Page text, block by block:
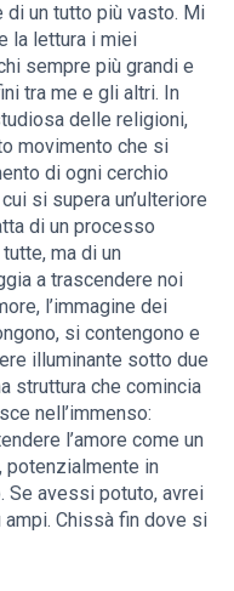
di un tutto più vasto. Mi
la lettura i miei
sempre più grandi e
tra me e gli altri. In
delle religioni,
movimento che si
di ogni cerchio
si supera un’ulteriore
di un processo
ma di un
a trascendere noi
l’immagine dei
si contengono e
illuminante sotto due
struttura che comincia
nell’immenso:
l’amore come un
potenzialmente in
Se avessi potuto, avrei
Chissà fin dove si